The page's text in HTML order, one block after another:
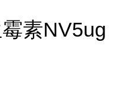
素NV5ug